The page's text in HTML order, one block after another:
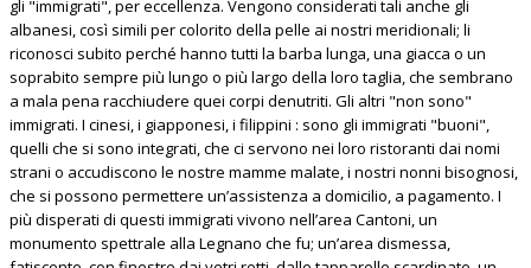
gli "immigrati", per eccellenza. Vengono considerati tali anche gli
albanesi, così simili per colorito della pelle ai nostri meridionali; li
riconosci subito perché hanno tutti la barba lunga, una giacca o un
soprabito sempre più lungo o più largo della loro taglia, che sembrano
a mala pena racchiudere quei corpi denutriti. Gli altri "non sono"
immigrati. I cinesi, i giapponesi, i filippini : sono gli immigrati "buoni",
quelli che si sono integrati, che ci servono nei loro ristoranti dai nomi
strani o accudiscono le nostre mamme malate, i nostri nonni bisognosi,
che si possono permettere un’assistenza a domicilio, a pagamento. I
più disperati di questi immigrati vivono nell’area Cantoni, un
monumento spettrale alla Legnano che fu; un’area dismessa,